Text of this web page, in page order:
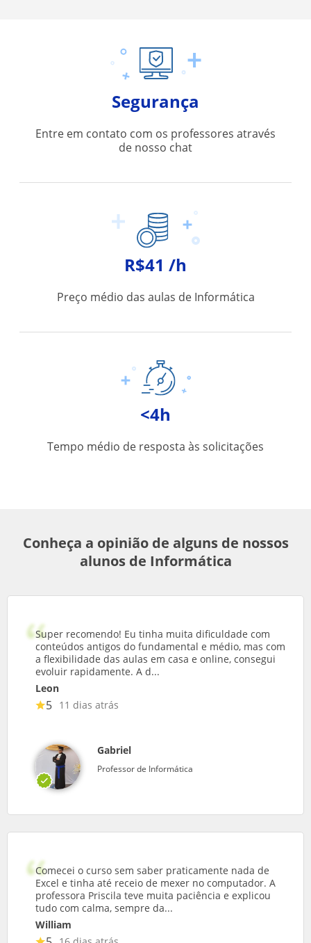
Segurança
Entre em contato com os professores através
de nosso chat
R$41 /h
Preço médio das aulas de Informática
<4h
Tempo médio de resposta às solicitações
Conheça a opinião de alguns de nossos
alunos de Informática
Super recomendo! Eu tinha muita dificuldade com
conteúdos antigos do fundamental e médio, mas com
a flexibilidade das aulas em casa e online, consegui
evoluir rapidamente. A d...
Leon
5 11 dias atrás
Gabriel
Professor de Informática
Comecei o curso sem saber praticamente nada de
Excel e tinha até receio de mexer no computador. A
professora Priscila teve muita paciência e explicou
tudo com calma, sempre da...
William